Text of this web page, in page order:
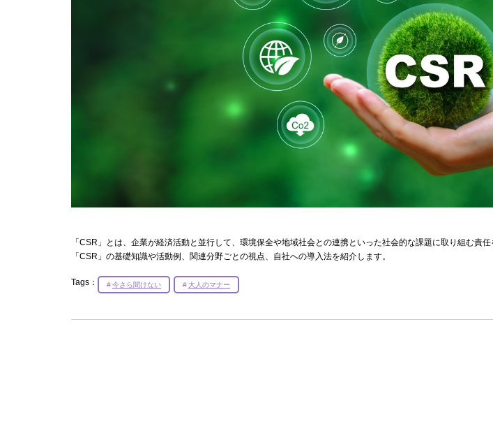
「CSR」とは、企業が経済活動と並行して、環境保全や地域社会との連携といった社会的な課題に取り組む責任
「CSR」の基礎知識や活動例、関連分野ごとの視点、自社への導入法を紹介します。
Tags： 今さら聞けない 大人のマナー